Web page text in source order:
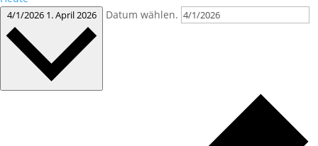
4/1/2026 1. April 2026 Datum wählen.